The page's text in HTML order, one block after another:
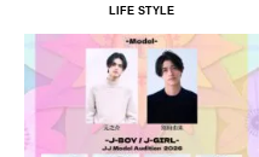
LIFE STYLE